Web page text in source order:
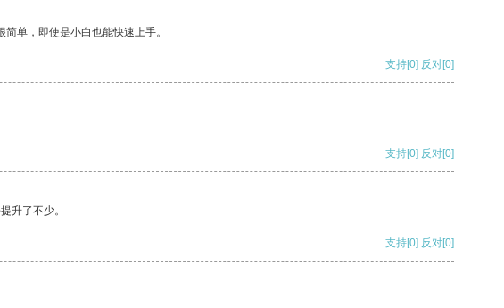
单，即使是小白也能快速上手。
支持[0] 反对[0]
支持[0] 反对[0]
升了不少。
支持[0] 反对[0]